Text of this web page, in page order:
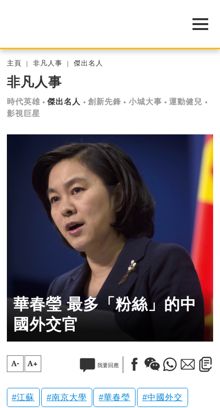
主頁 非凡人事 傑出名人
非凡人事
時代英雄 傑出名人 創新先鋒 小城大事
運動健兒
影視巨星
華春瑩 最多「粉絲」的中
國外交官
A- A+ 我要回應
江蘇 南京大學 華春瑩 中國外交